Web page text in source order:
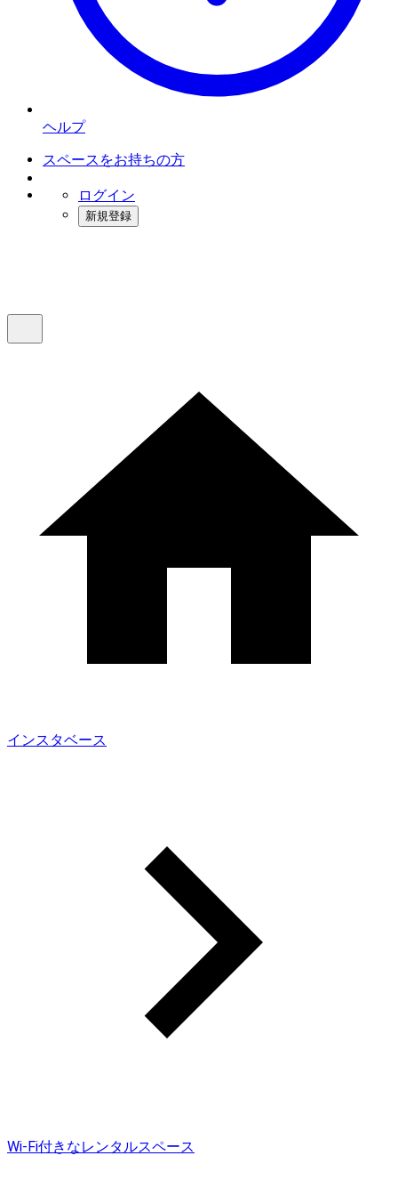
ヘルプ
スペースをお持ちの方
ログイン
新規登録
インスタベース
Wi-Fi付きなレンタルスペース